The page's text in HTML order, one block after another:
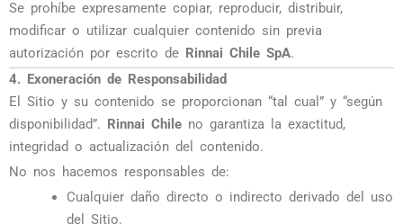
Se prohíbe expresamente copiar, reproducir, distribuir,
modificar o utilizar cualquier contenido sin previa
autorización por escrito de Rinnai Chile SpA.
4. Exoneración de Responsabilidad
El Sitio y su contenido se proporcionan “tal cual” y “según
disponibilidad”. Rinnai Chile no garantiza la exactitud,
integridad o actualización del contenido.
No nos hacemos responsables de:
Cualquier daño directo o indirecto derivado del uso
del Sitio.